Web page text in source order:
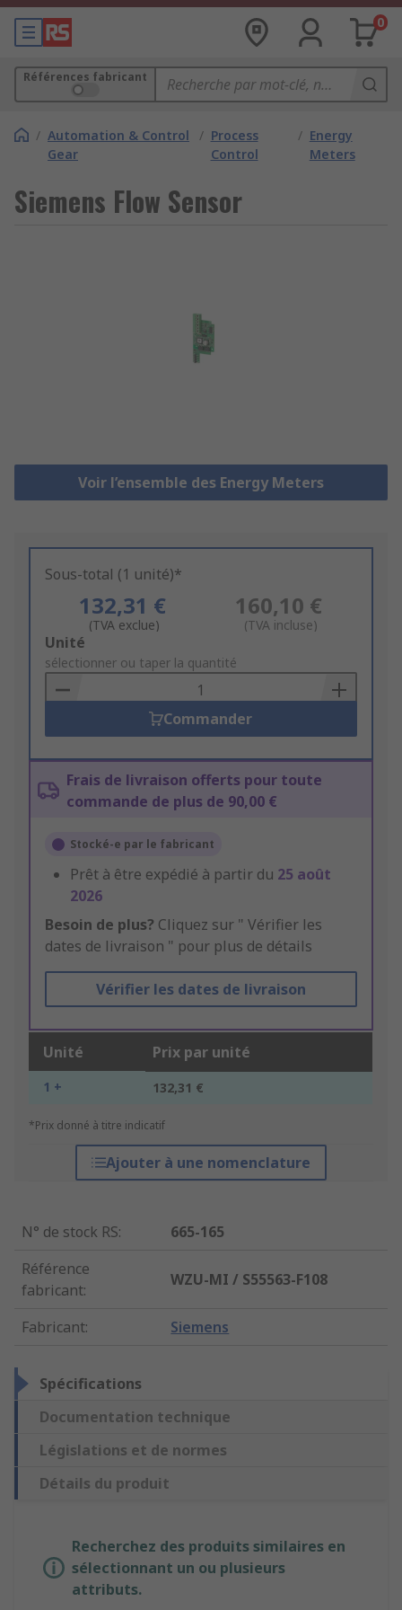
0
Références fabricant
/ Automation & Control
Gear
/ Process
Control
/ Energy
Meters
Siemens Flow Sensor
Voir l’ensemble des Energy Meters
Sous-total (1 unité)*
132,31 €
(TVA exclue)
160,10 €
(TVA incluse)
Add
to
Basket
Unité
sélectionner ou taper la quantité
Commander
Frais de livraison offerts pour toute
commande de plus de 90,00 €
Stocké-e par le fabricant
Prêt à être expédié à partir du 25 août
2026
Besoin de plus? Cliquez sur " Vérifier les
dates de livraison " pour plus de détails
Vérifier les dates de livraison
Unité Prix par unité
1 + 132,31 €
*Prix donné à titre indicatif
Ajouter à une nomenclature
N° de stock RS:
665-165
Référence
fabricant:
WZU-MI / S55563-F108
Fabricant: Siemens
Spécifications
Documentation technique
Législations et de normes
Détails du produit
Recherchez des produits similaires en
sélectionnant un ou plusieurs
attributs.